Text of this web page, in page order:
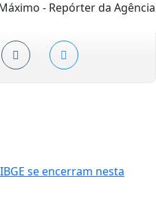
- Repórter da Agência